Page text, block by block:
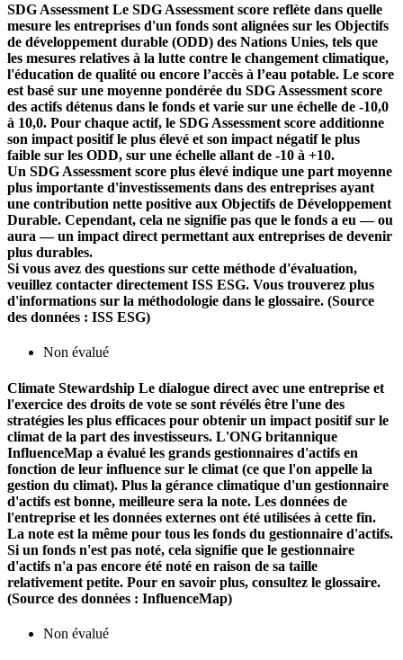
SDG Assessment Le SDG Assessment score reflète dans quelle
mesure les entreprises d'un fonds sont alignées sur les Objectifs
de développement durable (ODD) des Nations Unies, tels que
les mesures relatives à la lutte contre le changement climatique,
l'éducation de qualité ou encore l’accès à l’eau potable. Le score
est basé sur une moyenne pondérée du SDG Assessment score
des actifs détenus dans le fonds et varie sur une échelle de -10,0
à 10,0. Pour chaque actif, le SDG Assessment score additionne
son impact positif le plus élevé et son impact négatif le plus
faible sur les ODD, sur une échelle allant de -10 à +10.
Un SDG Assessment score plus élevé indique une part moyenne
plus importante d'investissements dans des entreprises ayant
une contribution nette positive aux Objectifs de Développement
Durable. Cependant, cela ne signifie pas que le fonds a eu — ou
aura — un impact direct permettant aux entreprises de devenir
plus durables.
Si vous avez des questions sur cette méthode d'évaluation,
veuillez contacter directement ISS ESG. Vous trouverez plus
d'informations sur la méthodologie dans le glossaire. (Source
des données : ISS ESG)
Non évalué
Climate Stewardship Le dialogue direct avec une entreprise et
l'exercice des droits de vote se sont révélés être l'une des
stratégies les plus efficaces pour obtenir un impact positif sur le
climat de la part des investisseurs. L'ONG britannique
InfluenceMap a évalué les grands gestionnaires d'actifs en
fonction de leur influence sur le climat (ce que l'on appelle la
gestion du climat). Plus la gérance climatique d'un gestionnaire
d'actifs est bonne, meilleure sera la note. Les données de
l'entreprise et les données externes ont été utilisées à cette fin.
La note est la même pour tous les fonds du gestionnaire d'actifs.
Si un fonds n'est pas noté, cela signifie que le gestionnaire
d'actifs n'a pas encore été noté en raison de sa taille
relativement petite. Pour en savoir plus, consultez le glossaire.
(Source des données : InfluenceMap)
Non évalué